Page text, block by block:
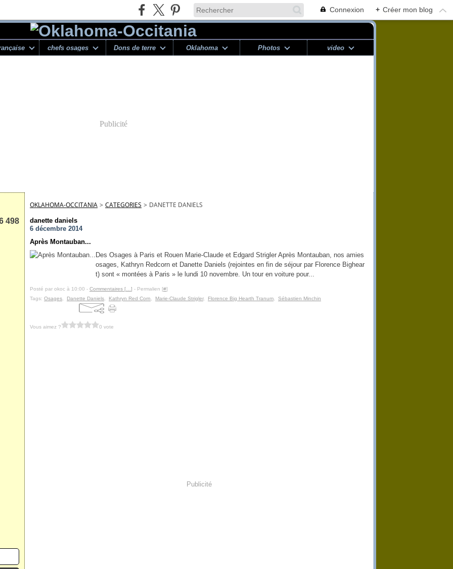
Connexion + Créer mon blog
chefs osages Dons de terre Oklahoma Photos video
Publicité
498
OKLAHOMA-OCCITANIA > CATEGORIES > DANETTE DANIELS
danette daniels
6 décembre 2014
Après Montauban...
Des Osages à Paris et Rouen Marie-Claude et Edgard Strigler Après Montauban, nos amies
osages, Kathryn Redcorn et Danette Daniels (rejointes en fin de séjour par Florence Bighear
t) sont « montées à Paris » le lundi 10 novembre. Un tour en voiture pour...
Posté par okoc à 10:00 - Commentaires [ ] - Permalien [#]
Tags: Osages Danette Daniels Kathryn Red Corn Marie-Claude Strigler, Florence Big Hearth Tranum Sébastien Minchin
Vous aimez ? 0 vote
Publicité